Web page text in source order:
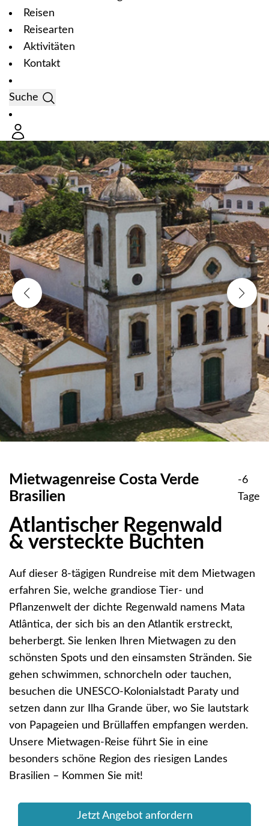
Reisen
Reisearten
Aktivitäten
Kontakt
Suche
Mietwagenreise Costa Verde
Brasilien
Atlantischer Regenwald
& versteckte Buchten
-6
Tage
Auf dieser 8-tägigen Rundreise mit dem Mietwagen
erfahren Sie, welche grandiose Tier- und
Pflanzenwelt der dichte Regenwald namens Mata
Atlântica, der sich bis an den Atlantik erstreckt,
beherbergt. Sie lenken Ihren Mietwagen zu den
schönsten Spots und den einsamsten Stränden. Sie
gehen schwimmen, schnorcheln oder tauchen,
besuchen die UNESCO-Kolonialstadt Paraty und
setzen dann zur Ilha Grande über, wo Sie lautstark
von Papageien und Brüllaffen empfangen werden.
Unsere Mietwagen-Reise führt Sie in eine
besonders schöne Region des riesigen Landes
Brasilien – Kommen Sie mit!
Jetzt Angebot anfordern